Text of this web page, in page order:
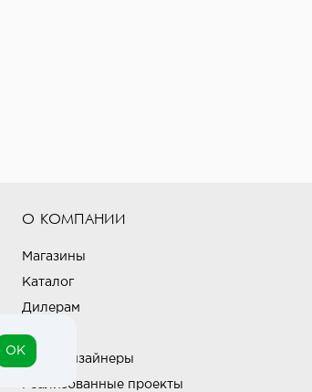
О КОМПАНИИ
Магазины
Каталог
Дилерам
Блог
Наши дизайнеры
Реализованные проекты
OK